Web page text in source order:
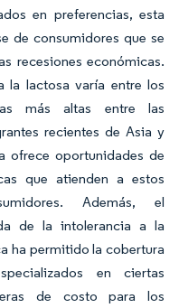
en preferencias, esta
de consumidores que se
recesiones económicas.
la lactosa varía entre los
más altas entre las
recientes de Asia y
ofrece oportunidades de
que atienden a estos
Además, el
de la intolerancia a la
ha permitido la cobertura
en ciertas
de costo para los